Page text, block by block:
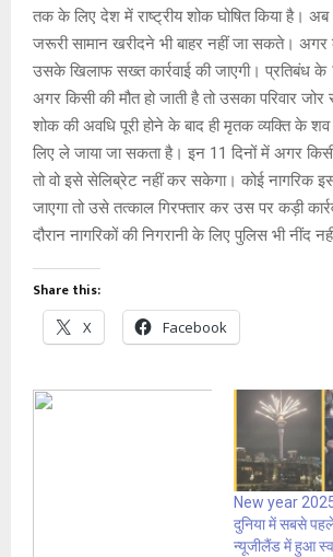
तक के लिए देश में राष्ट्रीय शोक घोषित किया है।
जरूरी सामान खरीदने भी बाहर नहीं जा सकते। अगर
उसके खिलाफ सख्त कार्रवाई की जाएगी। प्रतिबंध के
अगर किसी की मौत हो जाती है तो उसका परिवार
शोक की अवधि पूरी होने के बाद ही मृतक व्यक्ति के
लिए ले जाया जा सकता है। इन 11 दिनों में अगर
तो वो इसे सेलिब्रेट नहीं कर सकेगा। कोई नागरिक इस
जाएगा तो उसे तत्काल गिरफ्तार कर उस पर कड़ी
दौरान नागरिकों की निगरानी के लिए पुलिस भी नींद
Share this:
X Facebook
New year
दुनिया में सबसे
न्यूजीलैंड में हुआ